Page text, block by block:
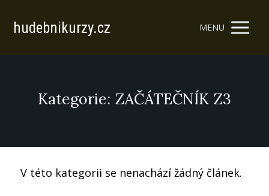
hudebnikurzy.cz MENU
Kategorie: ZAČÁTEČNÍK Z3
V této kategorii se nenachází žádný článek.